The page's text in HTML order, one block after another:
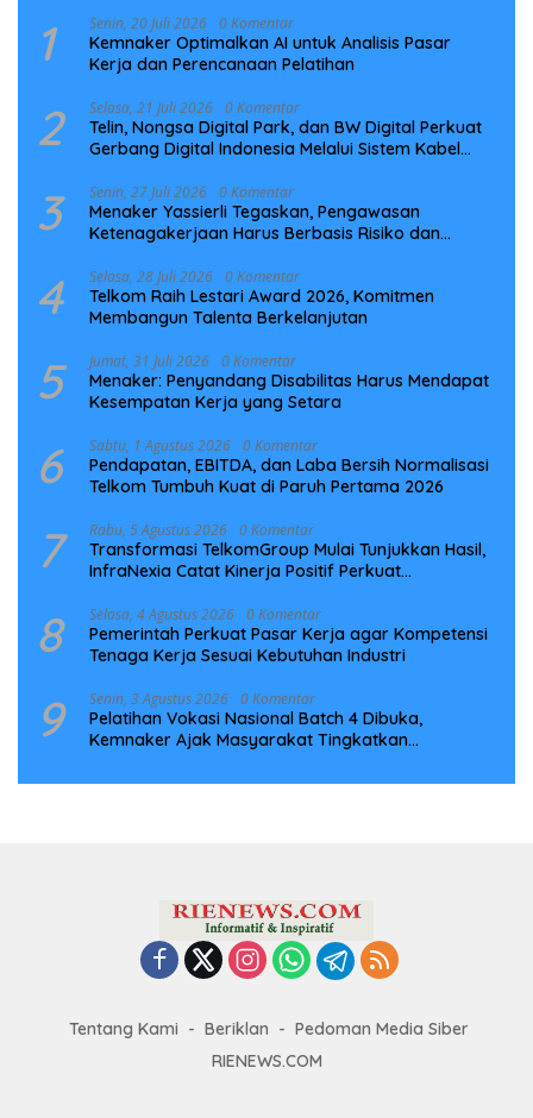
1 Senin, 20 Juli 2026 0 Komentar
Kemnaker Optimalkan AI untuk Analisis Pasar
Kerja dan Perencanaan Pelatihan
2 Selasa, 21 Juli 2026 0 Komentar
Telin, Nongsa Digital Park, dan BW Digital Perkuat
Gerbang Digital Indonesia Melalui Sistem Kabel
3 Senin, 27 Juli 2026 0 Komentar
Menaker Yassierli Tegaskan, Pengawasan
Ketenagakerjaan Harus Berbasis Risiko dan
4 Selasa, 28 Juli 2026 0 Komentar
Telkom Raih Lestari Award 2026, Komitmen
Membangun Talenta Berkelanjutan
5 Jumat, 31 Juli 2026 0 Komentar
Menaker: Penyandang Disabilitas Harus Mendapat
Kesempatan Kerja yang Setara
6 Sabtu, 1 Agustus 2026 0 Komentar
Pendapatan, EBITDA, dan Laba Bersih Normalisasi
Telkom Tumbuh Kuat di Paruh Pertama 2026
7 Rabu, 5 Agustus 2026 0 Komentar
Transformasi TelkomGroup Mulai Tunjukkan Hasil,
InfraNexia Catat Kinerja Positif Perkuat
8 Selasa, 4 Agustus 2026 0 Komentar
Pemerintah Perkuat Pasar Kerja agar Kompetensi
Tenaga Kerja Sesuai Kebutuhan Industri
9 Senin, 3 Agustus 2026 0 Komentar
Pelatihan Vokasi Nasional Batch 4 Dibuka,
Kemnaker Ajak Masyarakat Tingkatkan
Tentang Kami Beriklan
Pedoman Media Siber
RIENEWS.COM